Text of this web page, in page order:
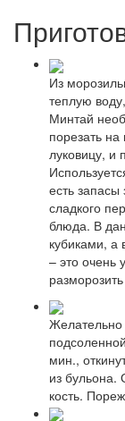
Из
теплую
Минтай
порезать
луковицу, и
есть запасы
сладкого
блюда. В
кубиками, а
– это очень
Желательно
мин.,
из бульона.
кость.